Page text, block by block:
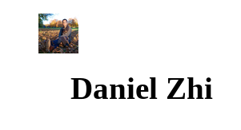
Daniel Zhi